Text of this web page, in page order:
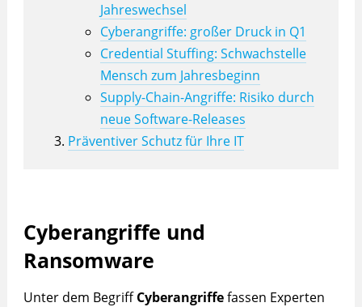
Jahreswechsel
Cyberangriffe: großer Druck in Q1
Credential Stuffing: Schwachstelle
Mensch zum Jahresbeginn
Supply-Chain-Angriffe: Risiko durch
neue Software-Releases
Präventiver Schutz für Ihre IT
Cyberangriffe und
Ransomware
Unter dem BegriffCyberangriffefassen Experten